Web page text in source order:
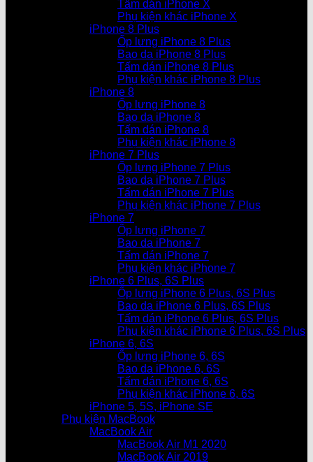
Tấm dán iPhone X
Phụ kiện khác iPhone X
iPhone 8 Plus
Ốp lưng iPhone 8 Plus
Bao da iPhone 8 Plus
Tấm dán iPhone 8 Plus
Phụ kiện khác iPhone 8 Plus
iPhone 8
Ốp lưng iPhone 8
Bao da iPhone 8
Tấm dán iPhone 8
Phụ kiện khác iPhone 8
iPhone 7 Plus
Ốp lưng iPhone 7 Plus
Bao da iPhone 7 Plus
Tấm dán iPhone 7 Plus
Phụ kiện khác iPhone 7 Plus
iPhone 7
Ốp lưng iPhone 7
Bao da iPhone 7
Tấm dán iPhone 7
Phụ kiện khác iPhone 7
iPhone 6 Plus, 6S Plus
Ốp lưng iPhone 6 Plus, 6S Plus
Bao da iPhone 6 Plus, 6S Plus
Tấm dán iPhone 6 Plus, 6S Plus
Phụ kiện khác iPhone 6 Plus, 6S Plus
iPhone 6, 6S
Ốp lưng iPhone 6, 6S
Bao da iPhone 6, 6S
Tấm dán iPhone 6, 6S
Phụ kiện khác iPhone 6, 6S
iPhone 5, 5S, iPhone SE
Phụ kiện MacBook
MacBook Air
MacBook Air M1 2020
MacBook Air 2019